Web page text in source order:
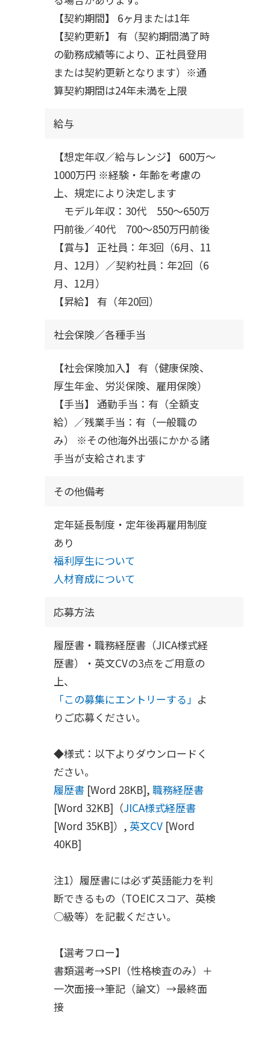
【契約期間】 6ヶ月または1年
【契約更新】 有（契約期間満了時
の勤務成績等により、正社員登用
または契約更新となります）※通
算契約期間は24年未満を上限
給与
【想定年収／給与レンジ】 600万～
1000万円 ※経験・年齢を考慮の
上、規定により決定します
モデル年収：30代 550～650万
円前後／40代 700～850万円前後
【賞与】 正社員：年3回（6月、11
月、12月）／契約社員：年2回（6
月、12月）
【昇給】 有（年20回）
社会保険／各種手当
【社会保険加入】 有（健康保険、
厚生年金、労災保険、雇用保険）
【手当】 通勤手当：有（全額支
給）／残業手当：有（一般職の
み） ※その他海外出張にかかる諸
手当が支給されます
その他備考
定年延長制度・定年後再雇用制度
あり
福利厚生について
人材育成について
応募方法
履歴書・職務経歴書（JICA様式経
歴書）・英文CVの3点をご用意の
上、
「この募集にエントリーする」 よ
りご応募ください。
◆様式：以下よりダウンロードく
ださい。
履歴書 [Word 28KB], 職務経歴書
[Word 32KB]（JICA様式経歴書
[Word 35KB]）, 英文CV [Word
40KB]
注1）履歴書には必ず英語能力を判
断できるもの（TOEICスコア、英検
○級等）を記載ください。
【選考フロー】
書類選考→SPI（性格検査のみ）＋
一次面接→筆記（論文）→最終面
接